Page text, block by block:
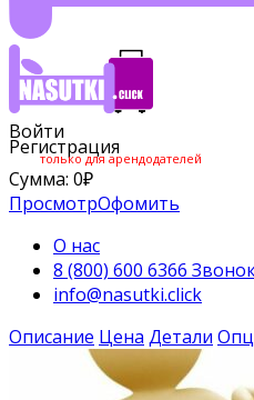
Войти
Регистрация
только для арендодателей
Сумма: 0₽
ПросмотрОфомить
О нас
8 (800) 600 6366
info@nasutki.click
Описание Цена Детали